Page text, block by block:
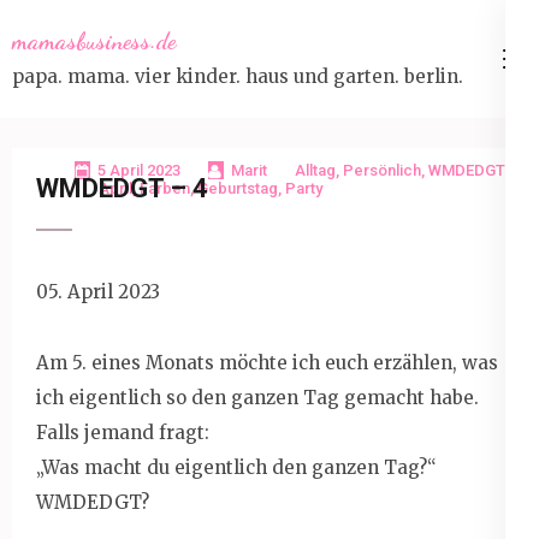
to
content
mamasbusiness.de
papa. mama. vier kinder. haus und garten. berlin.
5 April 2023 Marit Alltag, Persönlich, WMDEDGT
April,Farben,Geburtstag, Party
WMDEDGT – 4
05. April 2023
Am 5. eines Monats möchte ich euch erzählen, was
ich eigentlich so den ganzen Tag gemacht habe.
Falls jemand fragt:
„Was macht du eigentlich den ganzen Tag?“
WMDEDGT?